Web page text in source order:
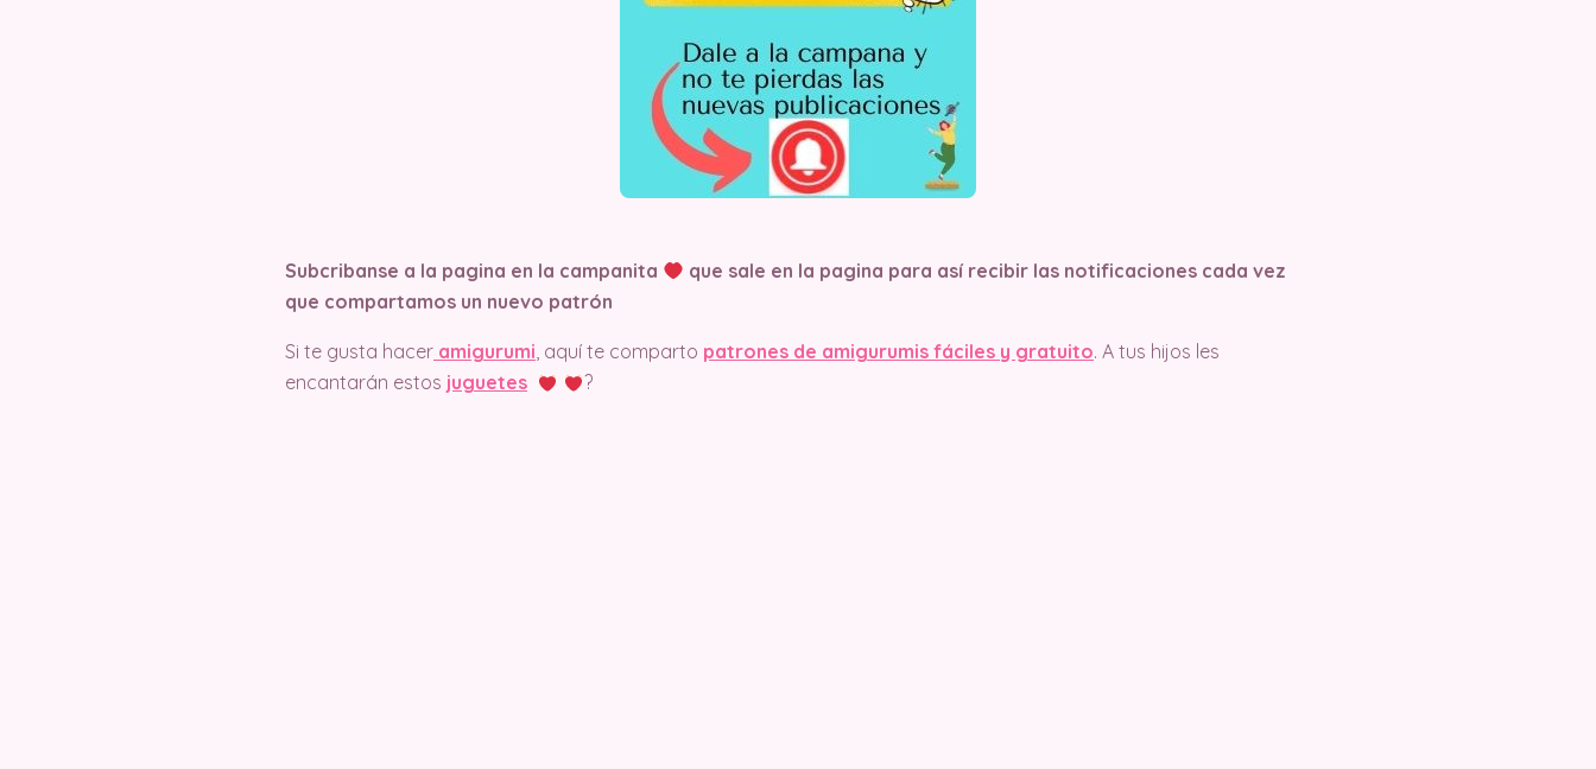
Subcribanse a la pagina en la campanita que sale en la pagina para así recibir las notificaciones cada vez
que compartamos un nuevo patrón
Si te gusta hacer amigurumi, aquí te comparto patrones de amigurumis fáciles y gratuito. A tus hijos les
encantarán estos juguetes ?